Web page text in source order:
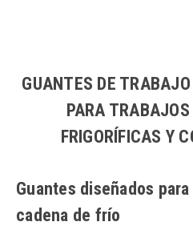
GUANTES DE
PARA
FRIGORÍFICAS Y
Guantes diseñados
cadena de frío